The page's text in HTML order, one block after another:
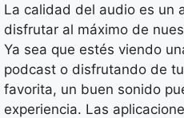
La calidad del audio es un
disfrutar al máximo de
Ya sea que estés viendo
podcast o disfrutando de
favorita, un buen sonido
experiencia. Las